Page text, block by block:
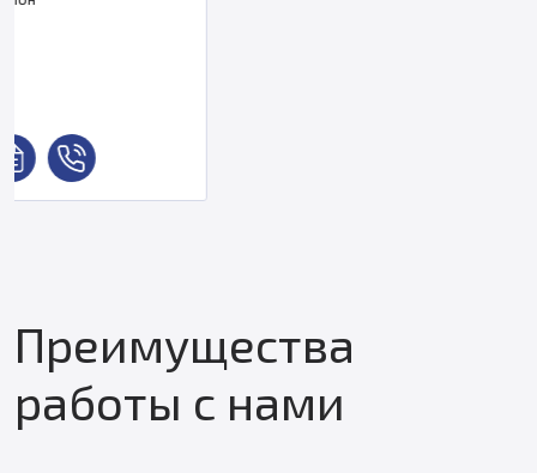
Преимущества
работы с нами